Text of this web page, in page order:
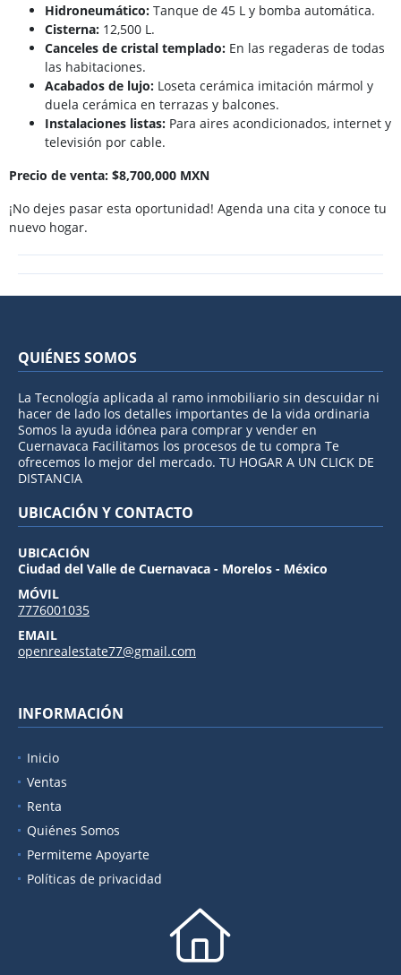
Hidroneumático: Tanque de 45 L y bomba automática.
Cisterna: 12,500 L.
Canceles de cristal templado: En las regaderas de todas
las habitaciones.
Acabados de lujo: Loseta cerámica imitación mármol y
duela cerámica en terrazas y balcones.
Instalaciones listas: Para aires acondicionados, internet y
televisión por cable.
Precio de venta: $8,700,000 MXN
¡No dejes pasar esta oportunidad! Agenda una cita y conoce tu
nuevo hogar.
QUIÉNES SOMOS
La Tecnología aplicada al ramo inmobiliario sin descuidar ni
hacer de lado los detalles importantes de la vida ordinaria
Somos la ayuda idónea para comprar y vender en
Cuernavaca Facilitamos los procesos de tu compra Te
ofrecemos lo mejor del mercado. TU HOGAR A UN CLICK DE
DISTANCIA
UBICACIÓN Y CONTACTO
UBICACIÓN
Ciudad del Valle de Cuernavaca - Morelos - México
MÓVIL
7776001035
EMAIL
openrealestate77@gmail.com
INFORMACIÓN
Inicio
Ventas
Renta
Quiénes Somos
Permiteme Apoyarte
Políticas de privacidad